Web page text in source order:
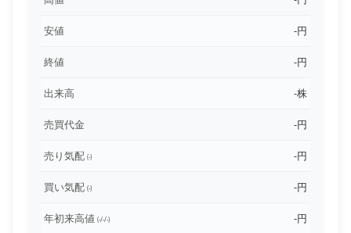
安値 -円
終値 -円
出来高 -株
売買代金 -円
売り気配 (-) -円
買い気配 (-) -円
年初来高値 (-/-/-) -円